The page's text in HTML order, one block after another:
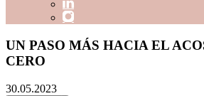
UN PASO MÁS HACIA EL
CERO
30.05.2023